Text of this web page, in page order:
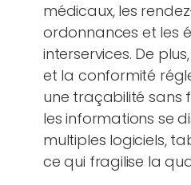
médicaux, les
ordonnances et les
interservices. De
et la conformité
une traçabilité sans
les informations se
multiples logiciels,
ce qui fragilise la